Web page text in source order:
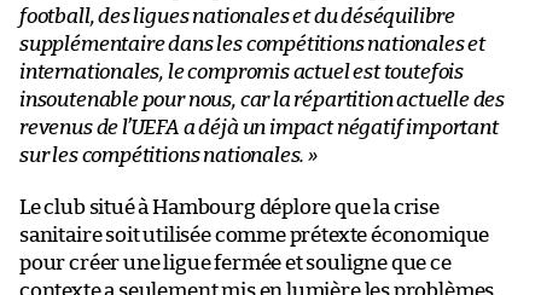
football, des ligues nationales et du déséquilibre
supplémentaire dans les compétitions nationales et
internationales, le compromis actuel est toutefois
insoutenable pour nous, car la répartition actuelle des
revenus de l’UEFA a déjà un impact négatif important
sur les compétitions nationales. »
Le club situé à Hambourg déplore que la crise
sanitaire soit utilisée comme prétexte économique
pour créer une ligue fermée et souligne que ce
contexte a seulement mis en lumière les problèmes